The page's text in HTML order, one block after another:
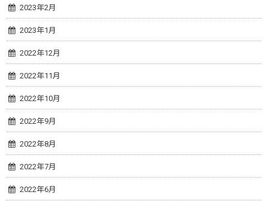
2023年2月
2023年1月
2022年12月
2022年11月
2022年10月
2022年9月
2022年8月
2022年7月
2022年6月